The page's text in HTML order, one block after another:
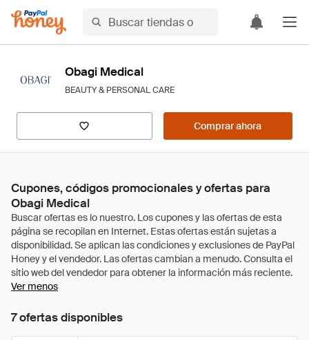
Obagi Medical
BEAUTY & PERSONAL CARE
Comprar ahora
Cupones, códigos promocionales y ofertas para
Obagi Medical
Ver menos
7 ofertas disponibles